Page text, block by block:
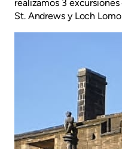
realizamos 3
St. Andrews y Loch